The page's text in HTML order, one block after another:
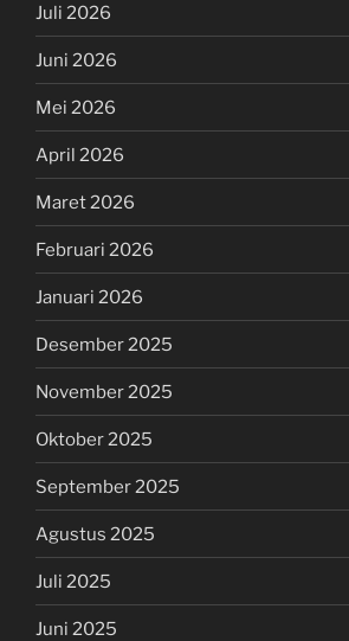
Juli 2026
Juni 2026
Mei 2026
April 2026
Maret 2026
Februari 2026
Januari 2026
Desember 2025
November 2025
Oktober 2025
September 2025
Agustus 2025
Juli 2025
Juni 2025